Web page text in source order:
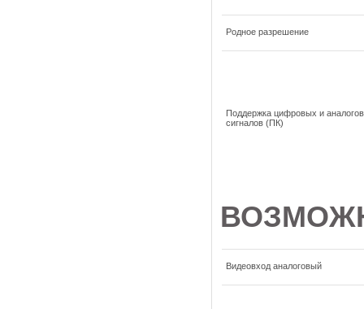
Родное разрешение
Поддержка цифровых и
сигналов (ПК)
Видеовход аналоговый